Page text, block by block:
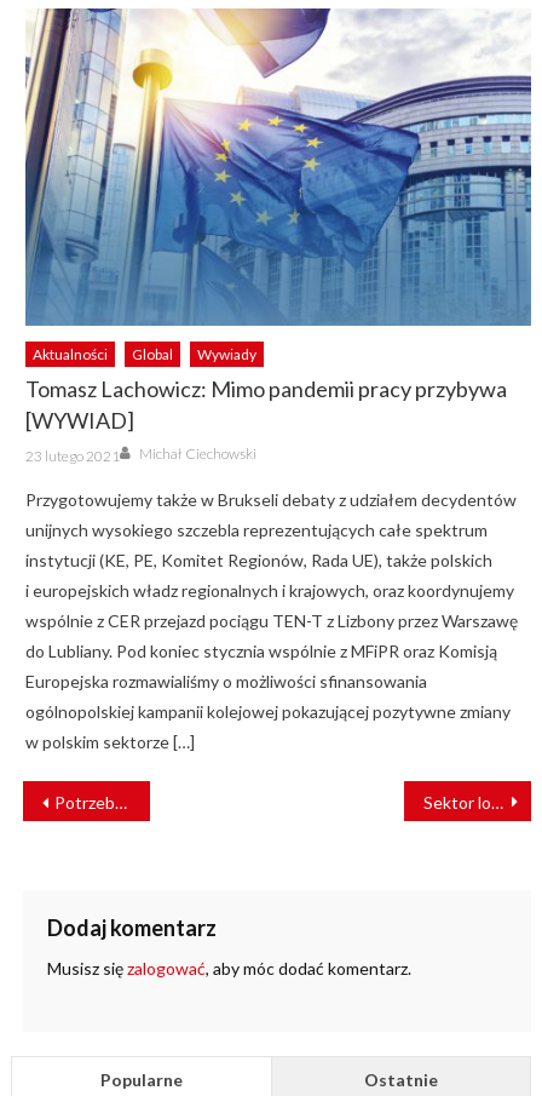
Aktualności Global Wywiady
Tomasz Lachowicz: Mimo pandemii pracy przybywa
[WYWIAD]
Posted
on
23 lutego 2021 Author
Michał Ciechowski
Przygotowujemy także w Brukseli debaty z udziałem decydentów
unijnych wysokiego szczebla reprezentujących całe spektrum
instytucji (KE, PE, Komitet Regionów, Rada UE), także polskich
i europejskich władz regionalnych i krajowych, oraz koordynujemy
wspólnie z CER przejazd pociągu TEN-T z Lizbony przez Warszawę
do Lubliany. Pod koniec stycznia wspólnie z MFiPR oraz Komisją
Europejska rozmawialiśmy o możliwości sfinansowania
ogólnopolskiej kampanii kolejowej pokazującej pozytywne zmiany
w polskim sektorze […]
NAWIGACJA
WPISU
Potrzebny jest hub kolejowy Sektor logistyczny to szansa dla PKP CARGO
Dodaj komentarz
Musisz sięzalogować, aby móc dodać komentarz.
Popularne Ostatnie